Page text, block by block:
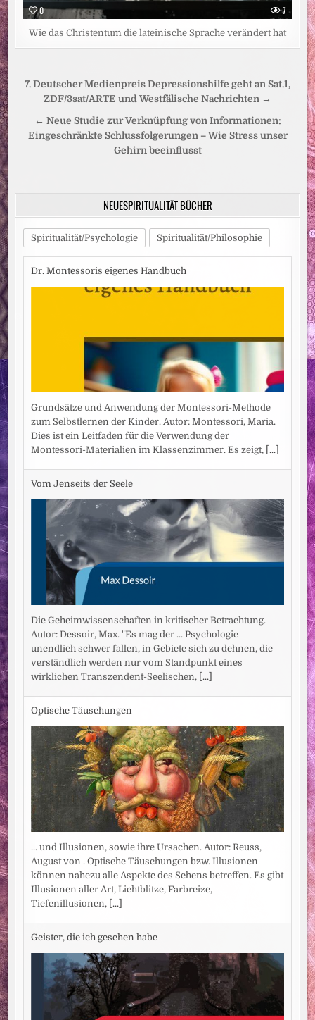
0 7
Wie das Christentum die lateinische Sprache verändert hat
Beitragsnavigation
7. Deutscher Medienpreis Depressionshilfe geht an Sat.1,
ZDF/3sat/ARTE und Westfälische Nachrichten →
← Neue Studie zur Verknüpfung von Informationen:
Eingeschränkte Schlussfolgerungen – Wie Stress unser
Gehirn beeinflusst
NEUESPIRITUALITÄT BÜCHER
Spiritualität/Psychologie Spiritualität/Philosophie
Dr. Montessoris eigenes Handbuch
Grundsätze und Anwendung der Montessori-Methode
zum Selbstlernen der Kinder. Autor: Montessori, Maria.
Dies ist ein Leitfaden für die Verwendung der
Montessori-Materialien im Klassenzimmer. Es zeigt, [...]
Vom Jenseits der Seele
Die Geheimwissenschaften in kritischer Betrachtung.
Autor: Dessoir, Max. "Es mag der ... Psychologie
unendlich schwer fallen, in Gebiete sich zu dehnen, die
verständlich werden nur vom Standpunkt eines
wirklichen Transzendent-Seelischen, [...]
Optische Täuschungen
... und Illusionen, sowie ihre Ursachen. Autor: Reuss,
August von . Optische Täuschungen bzw. Illusionen
können nahezu alle Aspekte des Sehens betreffen. Es gibt
Illusionen aller Art, Lichtblitze, Farbreize,
Tiefenillusionen, [...]
Geister, die ich gesehen habe